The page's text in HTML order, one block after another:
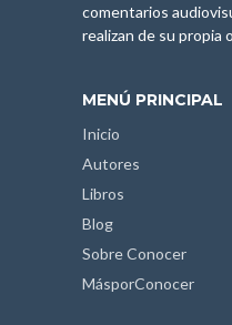
comentarios
realizan de su propia
MENÚ PRINCIPAL
Inicio
Autores
Libros
Blog
Sobre Conocer
MásporConocer